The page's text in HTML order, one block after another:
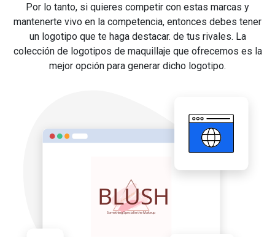
Por lo tanto, si quieres competir con estas marcas y
mantenerte vivo en la competencia, entonces debes tener
un logotipo que te haga destacar. de tus rivales. La
colección de logotipos de maquillaje que ofrecemos es la
mejor opción para generar dicho logotipo.